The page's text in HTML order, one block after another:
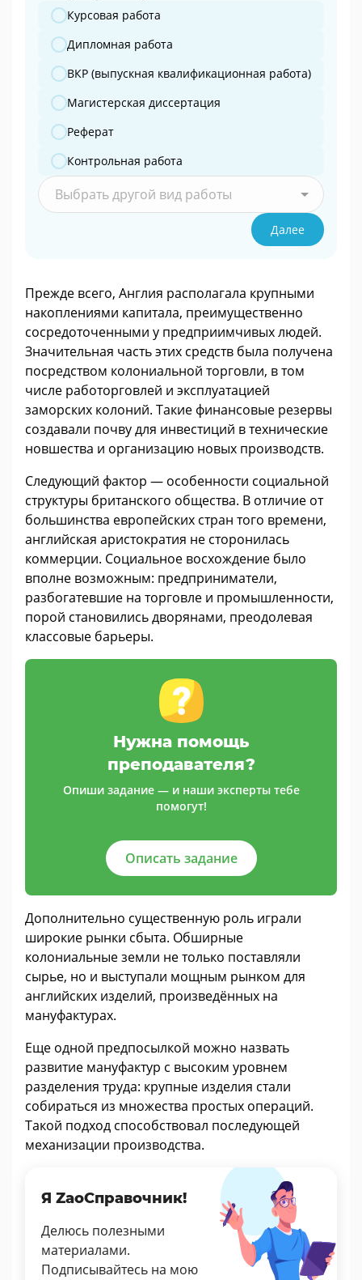
Какую работу вы готовите?
Курсовая работа
Дипломная работа
ВКР (выпускная квалификационная работа)
Магистерская диссертация
Реферат
Контрольная работа
Выбрать другой вид работы
Далее
Прежде всего, Англия располагала крупными
накоплениями капитала, преимущественно
сосредоточенными у предприимчивых людей.
Значительная часть этих средств была получена
посредством колониальной торговли, в том
числе работорговлей и эксплуатацией
заморских колоний. Такие финансовые резервы
создавали почву для инвестиций в технические
новшества и организацию новых производств.
Следующий фактор — особенности социальной
структуры британского общества. В отличие от
большинства европейских стран того времени,
английская аристократия не сторонилась
коммерции. Социальное восхождение было
вполне возможным: предприниматели,
разбогатевшие на торговле и промышленности,
порой становились дворянами, преодолевая
классовые барьеры.
Нужна помощь
преподавателя?
Опиши задание — и наши эксперты тебе
помогут!
Описать задание
Дополнительно существенную роль играли
широкие рынки сбыта. Обширные
колониальные земли не только поставляли
сырье, но и выступали мощным рынком для
английских изделий, произведённых на
мануфактурах.
Еще одной предпосылкой можно назвать
развитие мануфактур с высоким уровнем
разделения труда: крупные изделия стали
собираться из множества простых операций.
Такой подход способствовал последующей
механизации производства.
Я ZaoСправочник!
Делюсь полезными
материалами.
Подписывайтесь на мою